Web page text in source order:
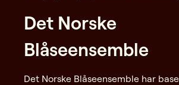
Det Norske
Blåseensemble
Det Norske Blåseensemble har